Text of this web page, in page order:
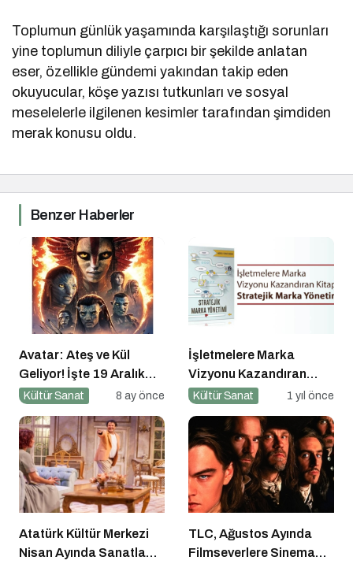
Toplumun günlük yaşamında karşılaştığı sorunları
yine toplumun diliyle çarpıcı bir şekilde anlatan
eser, özellikle gündemi yakından takip eden
okuyucular, köşe yazısı tutkunları ve sosyal
meselelerle ilgilenen kesimler tarafından şimdiden
merak konusu oldu.
Benzer Haberler
Avatar: Ateş ve Kül
Geliyor! İşte 19 Aralık
Vizyon Filmleri
Kültür Sanat 8 ay önce
İşletmelere Marka
Vizyonu Kazandıran
Kitap: Stratejik Marka
Kültür Sanat 1 yıl önce
Atatürk Kültür Merkezi
Nisan Ayında Sanatla
TLC, Ağustos Ayında
Filmseverlere Sinema